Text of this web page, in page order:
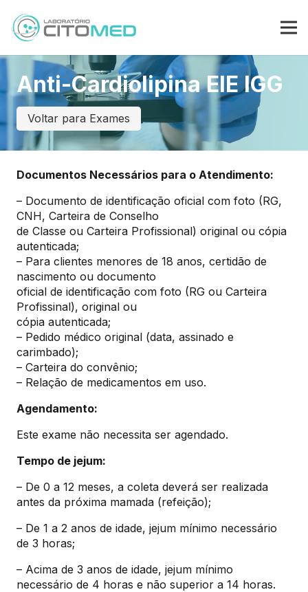
Anti-Cardiolipina EIE IGG
Voltar para Exames
Documentos Necessários para o Atendimento:
– Documento de identificação oficial com foto (RG,
CNH, Carteira de Conselho
de Classe ou Carteira Profissional) original ou cópia
autenticada;
– Para clientes menores de 18 anos, certidão de
nascimento ou documento
oficial de identificação com foto (RG ou Carteira
Profissinal), original ou
cópia autenticada;
– Pedido médico original (data, assinado e
carimbado);
– Carteira do convênio;
– Relação de medicamentos em uso.
Agendamento:
Este exame não necessita ser agendado.
Tempo de jejum:
– De 0 a 12 meses, a coleta deverá ser realizada
antes da próxima mamada (refeição);
– De 1 a 2 anos de idade, jejum mínimo necessário
de 3 horas;
– Acima de 3 anos de idade, jejum mínimo
necessário de 4 horas e não superior a 14 horas.